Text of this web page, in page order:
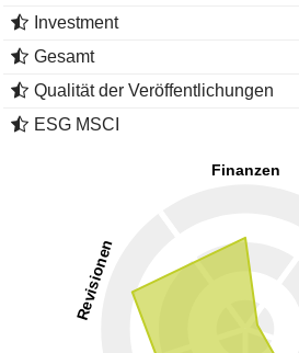
Investment
Gesamt
Qualität der Veröffentlichungen
ESG MSCI